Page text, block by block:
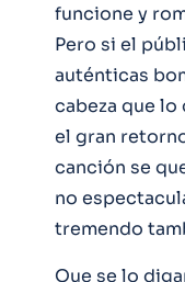
funcione y
Pero si el
auténticas
cabeza que lo
el gran
canción se
no
tremendo
Que se lo